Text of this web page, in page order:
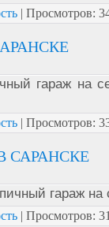
| Просмотров:
гараж на
| Просмотров:
САРАНСКЕ
гараж на
| Просмотров: